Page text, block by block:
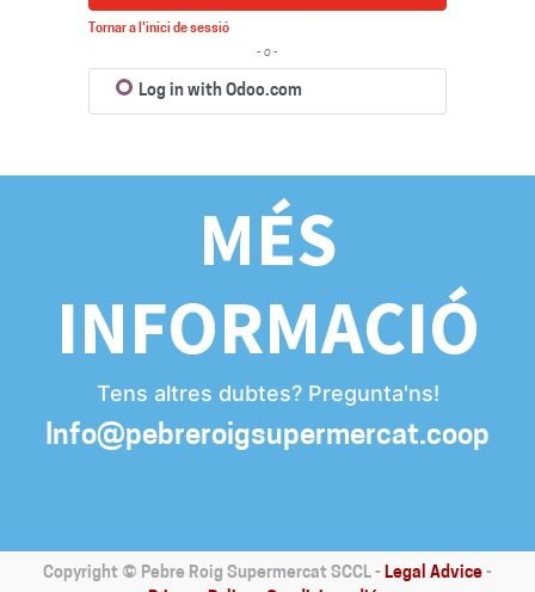
Tornar a l'inici de sessió
- o -
Log in with Odoo.com
MÉS
INFORMACIÓ
Tens altres dubtes? Pregunta'ns!
Info@pebreroigsupermercat.coop
Copyright © Pebre Roig Supermercat SCCL - Legal Advice -